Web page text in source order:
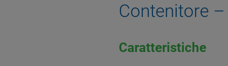
Contenitore –
Caratteristiche